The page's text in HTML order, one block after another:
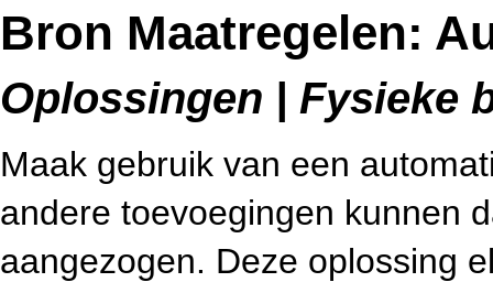
Bron Maatregelen:
Oplossingen | Fysieke
Maak gebruik van een
andere toevoegingen kunnen
aangezogen. Deze oplossing